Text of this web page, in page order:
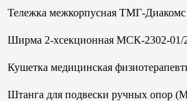
Тележка межкорпусная ТМГ-Диакомс
Ширма 2-хсекционная МСК-2302-01/
Кушетка медицинская
Штанга для подвески ручных опор